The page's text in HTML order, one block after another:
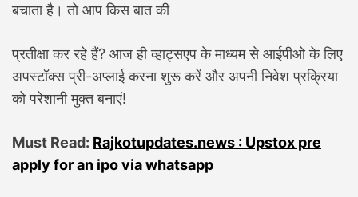
बचाता है। तो आप किस बात की
प्रतीक्षा कर रहे हैं? आज ही व्हाट्सएप के माध्यम से आईपीओ के लिए
अपस्टॉक्स प्री-अप्लाई करना शुरू करें और अपनी निवेश प्रक्रिया
को परेशानी मुक्त बनाएं!
Must Read: Rajkotupdates.news : Upstox pre
apply for an ipo via whatsapp